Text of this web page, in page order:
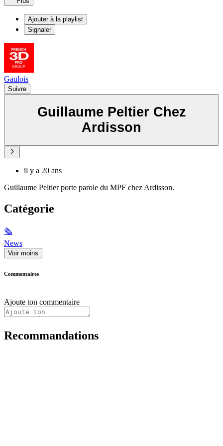
Ajouter à la playlist
Signaler
Gaulois
Suivre
Guillaume Peltier Chez
Ardisson
il y a 20 ans
Guillaume Peltier porte parole du MPF chez Ardisson.
Catégorie
🗞
News
Voir moins
Commentaires
Ajoute ton commentaire
Recommandations